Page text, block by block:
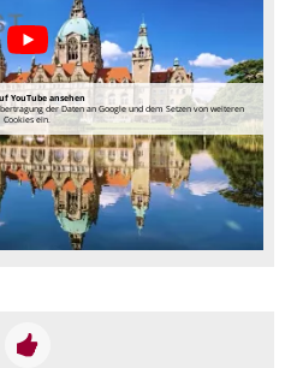
YouTube ansehen
der Daten an Google und dem Setzen von weiteren
Cookies ein.